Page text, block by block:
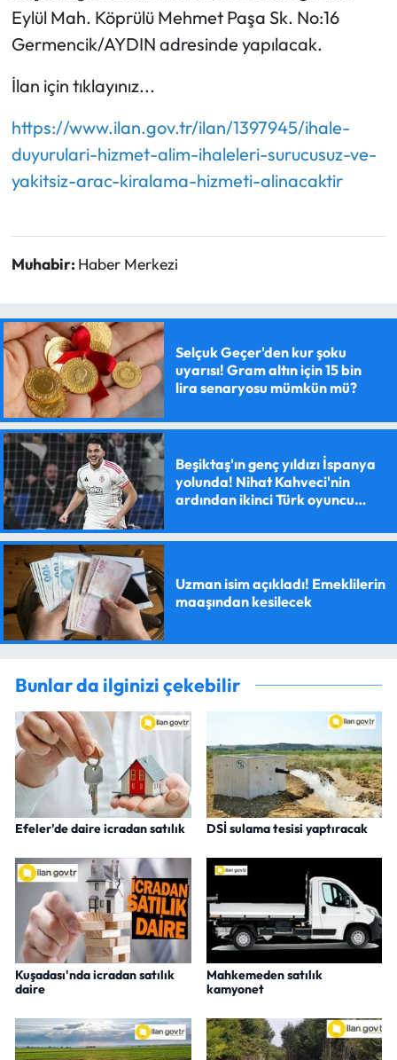
Eylül Mah. Köprülü Mehmet Paşa Sk. No:16
Germencik/AYDIN adresinde yapılacak.
İlan için tıklayınız...
https://www.ilan.gov.tr/ilan/1397945/ihale-
duyurulari-hizmet-alim-ihaleleri-surucusuz-ve-
yakitsiz-arac-kiralama-hizmeti-alinacaktir
Muhabir: Haber Merkezi
Selçuk Geçer'den kur şoku
uyarısı! Gram altın için 15 bin
lira senaryosu mümkün mü?
Beşiktaş'ın genç yıldızı İspanya
yolunda! Nihat Kahveci'nin
ardından ikinci Türk oyuncu
Uzman isim açıkladı! Emeklilerin
maaşından kesilecek
Bunlar da ilginizi çekebilir
Efeler'de daire icradan satılık DSİ sulama tesisi yaptıracak
Kuşadası'nda icradan satılık
daire
Mahkemeden satılık
kamyonet